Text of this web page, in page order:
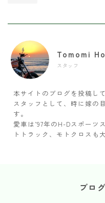
Tomomi
スタッフ
本サイトのブログを投稿し
スタッフとして、時に嫁の
す。
愛車は’97年のH-Dスポーツ
トトラック、モトクロスも
ブロ